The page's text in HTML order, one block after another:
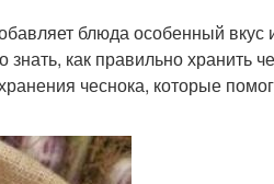
блюда особенный вкус
как правильно хранить
чеснока, которые